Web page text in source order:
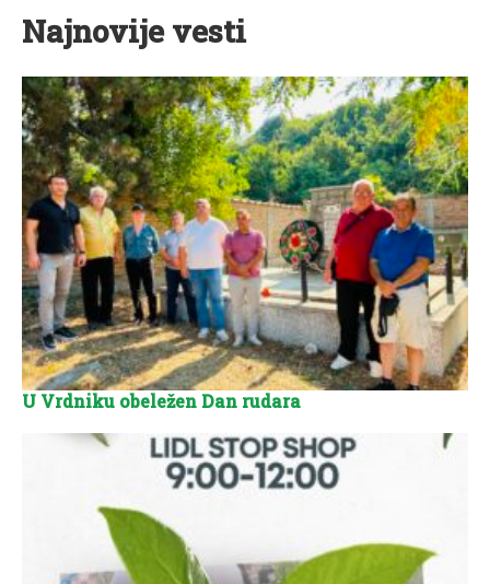
Najnovije vesti
U Vrdniku obeležen Dan rudara